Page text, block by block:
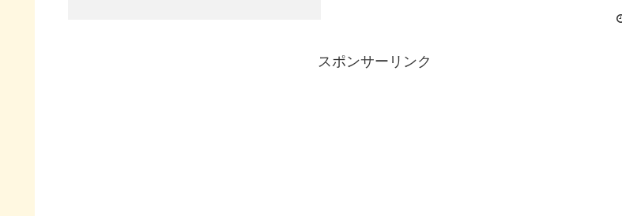
スポンサーリンク